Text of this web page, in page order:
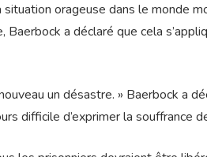
situation orageuse dans le monde
a déclaré que cela
un désastre. » Baerbock a
difficile d’exprimer la souffrance